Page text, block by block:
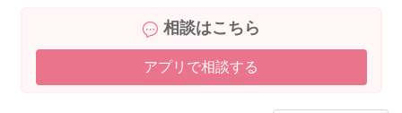
相談はこちら
アプリで相談する